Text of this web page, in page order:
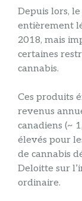
Depuis lors,
entièrement
2018, mais
certaines
cannabis.
Ces produits
revenus
canadiens (~
élevés pour
de cannabis
Deloitte sur
ordinaire.